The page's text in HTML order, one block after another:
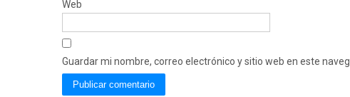
Web
Guardar mi nombre, correo electrónico y sitio web en este